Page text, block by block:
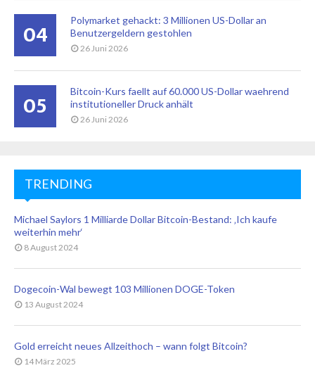
04
Polymarket gehackt: 3 Millionen US-Dollar an
Benutzergeldern gestohlen
26 Juni 2026
05
Bitcoin-Kurs faellt auf 60.000 US-Dollar waehrend
institutioneller Druck anhält
26 Juni 2026
TRENDING
Michael Saylors 1 Milliarde Dollar Bitcoin-Bestand: ‚Ich kaufe
weiterhin mehr‘
8 August 2024
Dogecoin-Wal bewegt 103 Millionen DOGE-Token
13 August 2024
Gold erreicht neues Allzeithoch – wann folgt Bitcoin?
14 März 2025